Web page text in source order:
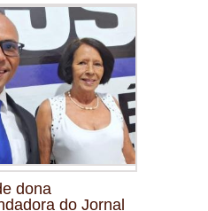
dona
do Jornal